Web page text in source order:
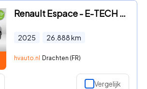
Renault Espace - E-TECH FULL HYBRID 200PK TECHNO 7-PERS. | Pack Solid | Pack
2025 26.888km
hvauto.nl Drachten (FR)
Vergelijk